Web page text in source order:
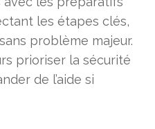
les étapes clés,
problème majeur.
prioriser la sécurité
de l’aide si